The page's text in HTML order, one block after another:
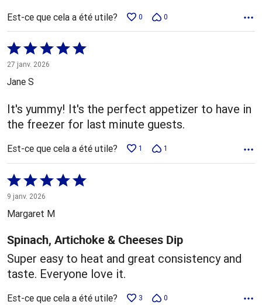
Est-ce que cela a été utile? 0 0
Coté
5 sur
5
27 janv. 2026
Jane S
It's yummy! It's the perfect appetizer to have in
the freezer for last minute guests.
Est-ce que cela a été utile? 1 1
Coté
5 sur
5
9 janv. 2026
Margaret M
Spinach, Artichoke & Cheeses Dip
Super easy to heat and great consistency and
taste. Everyone love it.
Est-ce que cela a été utile? 3 0